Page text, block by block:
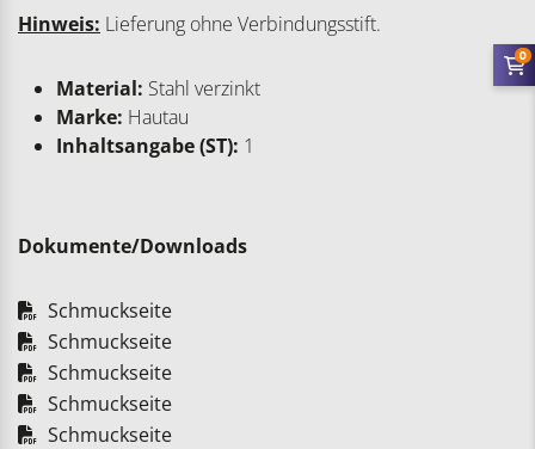
Hinweis: Lieferung ohne Verbindungsstift.
Material: Stahl verzinkt
Marke: Hautau
Inhaltsangabe (ST): 1
Dokumente/Downloads
Schmuckseite
Schmuckseite
Schmuckseite
Schmuckseite
Schmuckseite
0